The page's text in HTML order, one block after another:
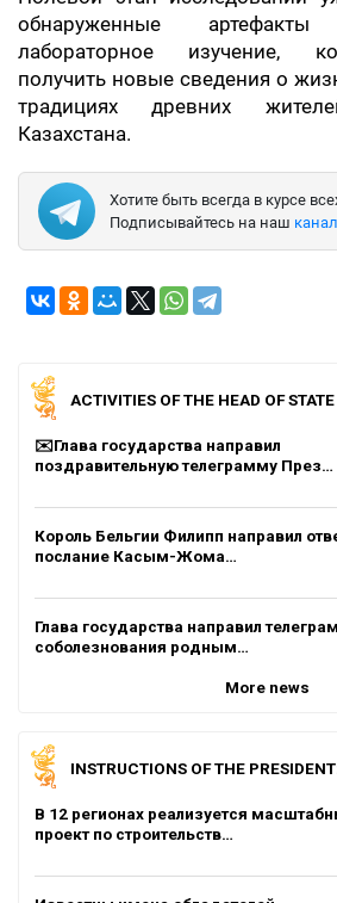
обнаруженные
лабораторное изучение,
получить новые сведения о
традициях древних
Казахстана.
Хотите быть всегда в курсе
Подписывайтесь на наш
ACTIVITIES OF THE HEAD OF STATE
✉️Глава государства направил
поздравительную телеграмму През…
Король Бельгии Филипп направил
послание Касым-Жома…
Глава государства направил
соболезнования родным…
More news
INSTRUCTIONS OF THE
В 12 регионах реализуется
проект по строительств…